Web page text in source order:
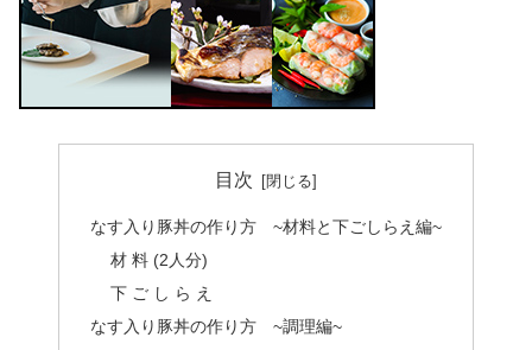
目次
なす入り豚丼の作り方 ~材料と下ごしらえ編~
材 料 (2人分)
下 ご し ら え
なす入り豚丼の作り方 ~調理編~